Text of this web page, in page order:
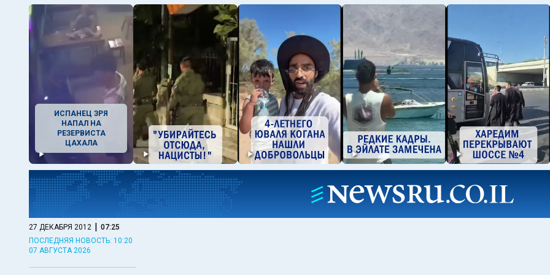
ИСПАНЕЦ ЗРЯ
НАПАЛ НА
РЕЗЕРВИСТА
ЦАХАЛА
27 ДЕКАБРЯ 2012 | 07:25
ПОСЛЕДНЯЯ НОВОСТЬ: 10:20
07 АВГУСТА 2026